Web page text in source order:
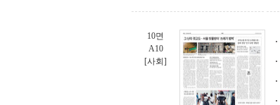
10면
A10
[사회]